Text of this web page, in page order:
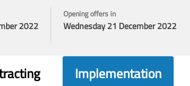
2022
Opening offers in
Wednesday 21 December 2022
Implementation